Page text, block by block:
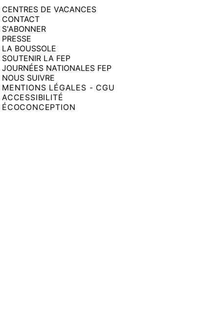
CENTRES DE VACANCES
CONTACT
S'ABONNER
PRESSE
LA BOUSSOLE
SOUTENIR LA FEP
JOURNÉES NATIONALES FEP
NOUS SUIVRE
MENTIONS LÉGALES - CGU
ACCESSIBILITÉ
ÉCOCONCEPTION